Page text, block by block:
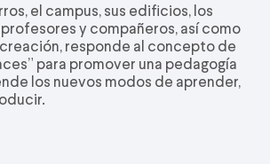
el campus, sus edificios, los
y compañeros, así como
responde al concepto de
para promover una pedagogía
los nuevos modos de aprender,